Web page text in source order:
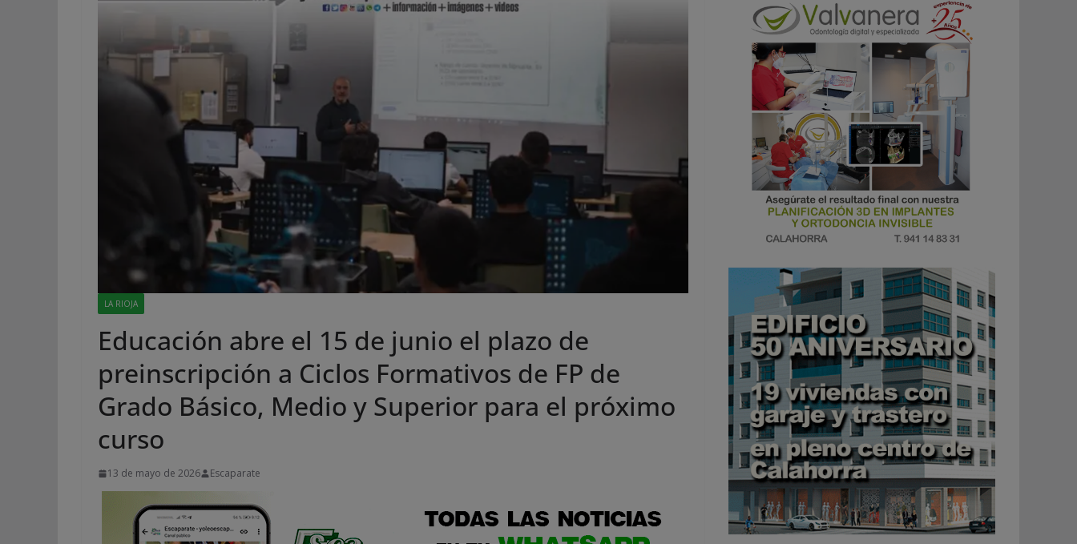
LA RIOJA
Educación abre el 15 de junio el plazo de
preinscripción a Ciclos Formativos de FP de
Grado Básico, Medio y Superior para el próximo
curso
13 de mayo de 2026 Escaparate